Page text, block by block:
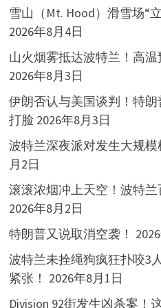
雪山（Mt. Hood）滑雪场“
2026年8月4日
山火烟雾抵达波特兰！高温
2026年8月3日
伊朗否认与美国谈判！特
打脸 2026年8月3日
波特兰深夜派对发生大规模
月2日
滚滚浓烟冲上天空！波特兰
2026年8月2日
特朗普又说取消空袭！
波特兰未拴绳狗疯狂扑咬3
紧张！ 2026年8月1日
Division 92街发生凶杀案！